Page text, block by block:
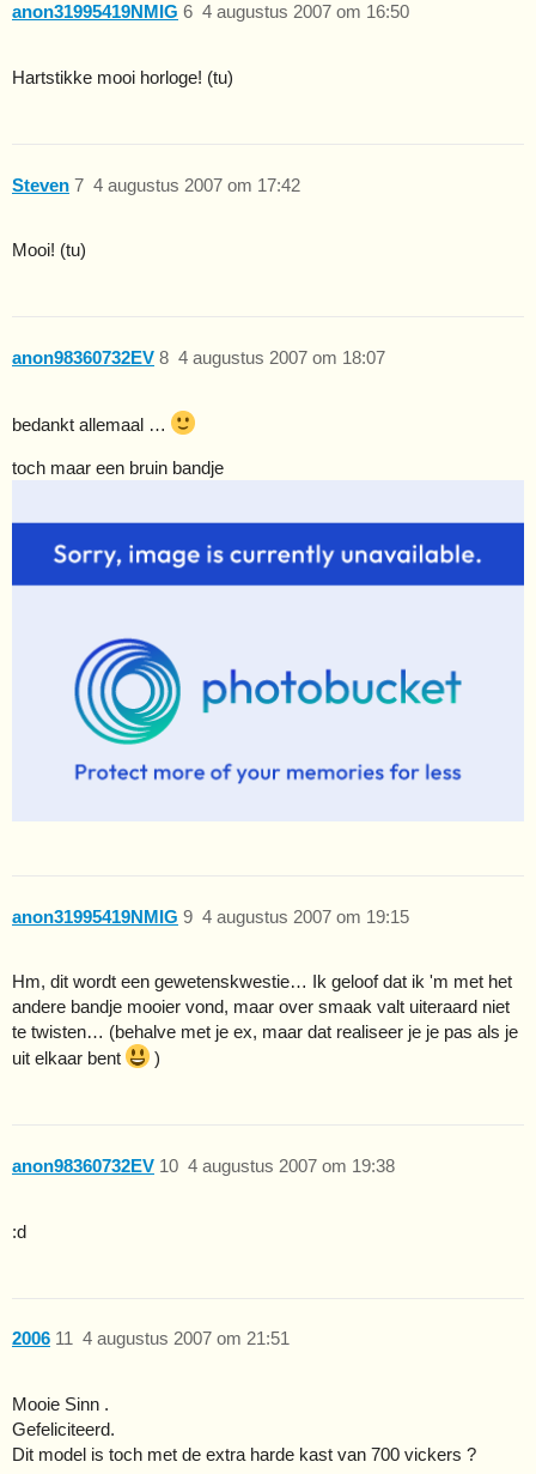
anon31995419NMIG 4 augustus 2007 om 16:50
6
Hartstikke mooi horloge! (tu)
Steven 4 augustus 2007 om 17:42
7
Mooi! (tu)
anon98360732EV 4 augustus 2007 om 18:07
8
bedankt allemaal …
toch maar een bruin bandje
anon31995419NMIG 4 augustus 2007 om 19:15
9
Hm, dit wordt een gewetenskwestie… Ik geloof dat ik 'm met het
andere bandje mooier vond, maar over smaak valt uiteraard niet
te twisten… (behalve met je ex, maar dat realiseer je je pas als je
uit elkaar bent
)
anon98360732EV 4 augustus 2007 om 19:38
10
:d
2006 4 augustus 2007 om 21:51
11
Mooie Sinn .
Gefeliciteerd.
Dit model is toch met de extra harde kast van 700 vickers ?